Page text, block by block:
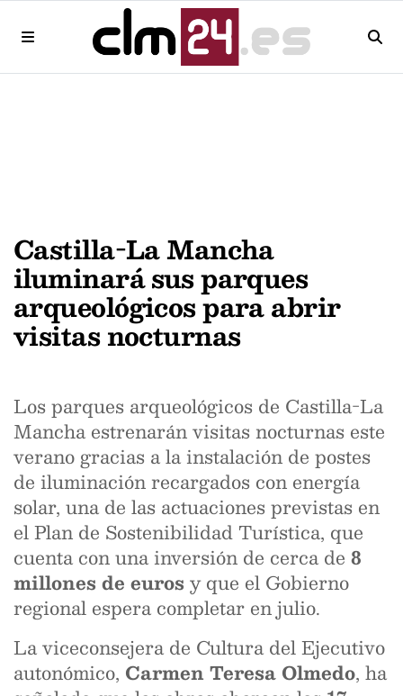
Castilla-La Mancha
iluminará sus parques
arqueológicos para abrir
visitas nocturnas
Los parques arqueológicos de Castilla-La
Mancha estrenarán visitas nocturnas este
verano gracias a la instalación de postes
de iluminación recargados con energía
solar, una de las actuaciones previstas en
el Plan de Sostenibilidad Turística, que
cuenta con una inversión de cerca de 8
millones de euros y que el Gobierno
regional espera completar en julio.
La viceconsejera de Cultura del Ejecutivo
autonómico, Carmen Teresa Olmedo, ha